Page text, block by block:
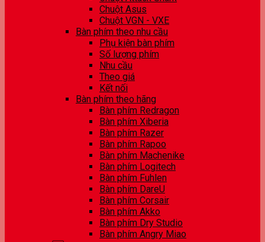
Chuột Asus
Chuột VGN - VXE
Bàn phím theo nhu cầu
Phụ kiện bàn phím
Số lượng phím
Nhu cầu
Theo giá
Kết nối
Bàn phím theo hãng
Bàn phím Redragon
Bàn phím Xiberia
Bàn phím Razer
Bàn phím Rapoo
Bàn phím Machenike
Bàn phím Logitech
Bàn phím Fuhlen
Bàn phím DareU
Bàn phím Corsair
Bàn phím Akko
Bàn phím Dry Studio
Bàn phím Angry Miao